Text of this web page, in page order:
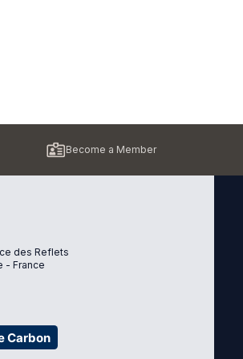
Become a Member
des Reflets
- France
Carbon